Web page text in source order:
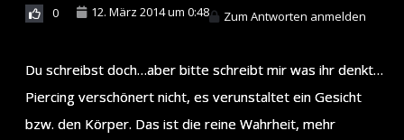
0 12. März 2014 um 0:48 Zum Antworten anmelden
Du schreibst doch…aber bitte schreibt mir was ihr denkt…
Piercing verschönert nicht, es verunstaltet ein Gesicht
bzw. den Körper. Das ist die reine Wahrheit, mehr